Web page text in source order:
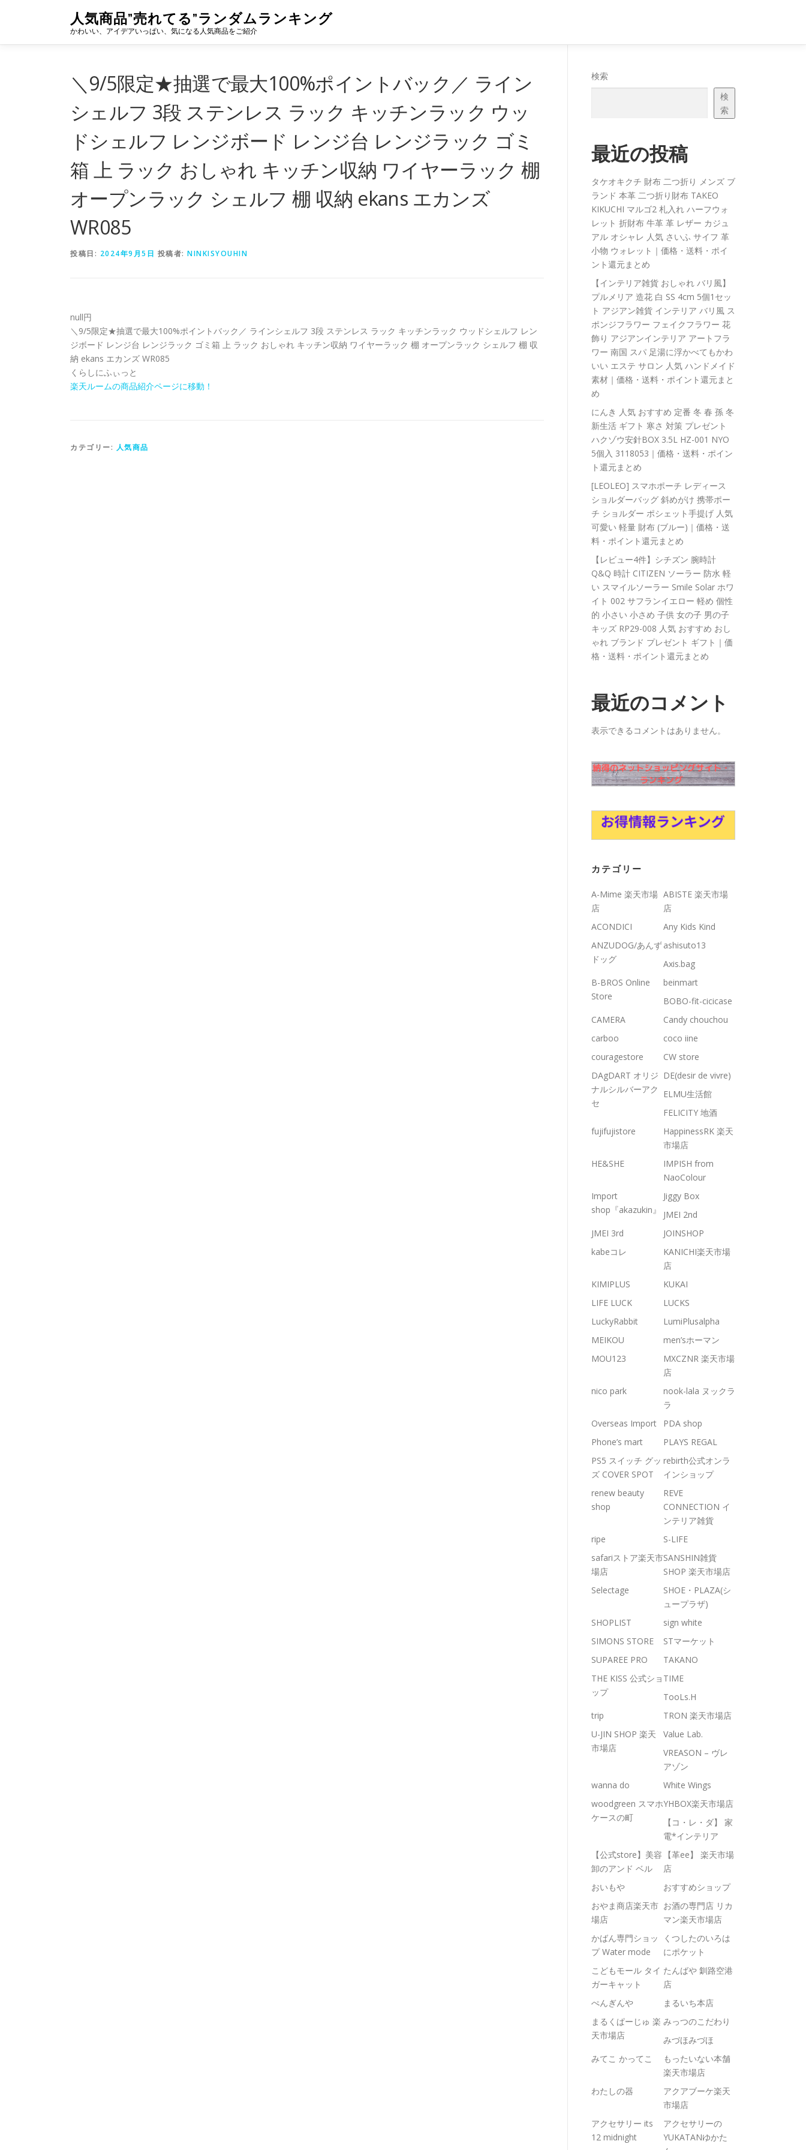
ン
人気商品”売れてる”ランダムランキング
かわいい、アイデアいっぱい、気になる人気商品をご紹介
＼9/5限定★抽選で最大100%ポイントバック／ ライン
シェルフ 3段 ステンレス ラック キッチンラック ウッ
ドシェルフ レンジボード レンジ台 レンジラック ゴミ
箱 上 ラック おしゃれ キッチン収納 ワイヤーラック 棚
オープンラック シェルフ 棚 収納 ekans エカンズ
WR085
投稿日: 2024年9月5日 投稿者: NINKISYOUHIN
null円
＼9/5限定★抽選で最大100%ポイントバック／ ラインシェルフ 3段 ステンレス ラック キッチンラック ウッドシェルフ レン
ジボード レンジ台 レンジラック ゴミ箱 上 ラック おしゃれ キッチン収納 ワイヤーラック 棚 オープンラック シェルフ 棚 収
納 ekans エカンズ WR085
くらしにふぃっと
楽天ルームの商品紹介ページに移動！
カテゴリー: 人気商品
検索
検
索
最近の投稿
タケオキクチ 財布 二つ折り メンズ ブ
ランド 本革 二つ折り財布 TAKEO
KIKUCHI マルゴ2 札入れ ハーフウォ
レット 折財布 牛革 革 レザー カジュ
アル オシャレ 人気 さいふ サイフ 革
小物 ウォレット｜価格・送料・ポイ
ント還元まとめ
【インテリア雑貨 おしゃれ バリ風】
プルメリア 造花 白 SS 4cm 5個1セッ
ト アジアン雑貨 インテリア バリ風 ス
ポンジフラワー フェイクフラワー 花
飾り アジアンインテリア アートフラ
ワー 南国 スパ 足湯に浮かべてもかわ
いい エステ サロン 人気 ハンドメイド
素材｜価格・送料・ポイント還元まと
め
にんき 人気 おすすめ 定番 冬 春 孫 冬
新生活 ギフト 寒さ 対策 プレゼント
ハクゾウ安針BOX 3.5L HZ-001 NYO
5個入 3118053｜価格・送料・ポイン
ト還元まとめ
[LEOLEO] スマホポーチ レディース
ショルダーバッグ 斜めがけ 携帯ポー
チ ショルダー ポシェット手提げ 人気
可愛い 軽量 財布 (ブルー)｜価格・送
料・ポイント還元まとめ
【レビュー4件】シチズン 腕時計
Q&Q 時計 CITIZEN ソーラー 防水 軽
い スマイルソーラー Smile Solar ホワ
イト 002 サフランイエロー 軽め 個性
的 小さい 小さめ 子供 女の子 男の子
キッズ RP29-008 人気 おすすめ おし
ゃれ ブランド プレゼント ギフト｜価
格・送料・ポイント還元まとめ
最近のコメント
表示できるコメントはありません。
カテゴリー
A-Mime 楽天市場
店
ABISTE 楽天市場
店
ACONDICI
Any Kids Kind
ANZUDOG/あんず
ドッグ
ashisuto13
Axis.bag
B-BROS Online
Store
beinmart
BOBO-fit-cicicase
CAMERA
Candy chouchou
carboo
coco iine
couragestore
CW store
DAgDART オリジ
ナルシルバーアク
セ
DE(desir de vivre)
ELMU生活館
FELICITY 地酒
fujifujistore
HappinessRK 楽天
市場店
HE&SHE
IMPISH from
NaoColour
Import
shop『akazukin』
Jiggy Box
JMEI 2nd
JMEI 3rd
JOINSHOP
kabeコレ
KANICHI楽天市場
店
KIMIPLUS
KUKAI
LIFE LUCK
LUCKS
LuckyRabbit
LumiPlusalpha
MEIKOU
men’sホーマン
MOU123
MXCZNR 楽天市場
店
nico park
nook-lala ヌックラ
ラ
Overseas Import
PDA shop
Phone’s mart
PLAYS REGAL
PS5 スイッチ グッ
ズ COVER SPOT
rebirth公式オンラ
インショップ
renew beauty
shop
REVE
CONNECTION イ
ンテリア雑貨
ripe
S-LIFE
safariストア楽天市
場店
SANSHIN雑貨
SHOP 楽天市場店
Selectage
SHOE・PLAZA(シ
ュープラザ)
SHOPLIST
sign white
SIMONS STORE
STマーケット
SUPAREE PRO
TAKANO
THE KISS 公式ショ
ップ
TIME
TooLs.H
trip
TRON 楽天市場店
U-JIN SHOP 楽天
市場店
Value Lab.
VREASON – ヴレ
アゾン
wanna do
White Wings
woodgreen スマホ
ケースの町
YHBOX楽天市場店
【コ・レ・ダ】 家
電*インテリア
【公式store】美容
卸のアンド ベル
【革ee】 楽天市場
店
おいもや
おすすめショップ
おやま商店楽天市
場店
お酒の専門店 リカ
マン楽天市場店
かばん専門ショッ
プ Water mode
くつしたのいろは
にポケット
こどもモール タイ
ガーキャット
たんばや 釧路空港
店
ぺんぎんや
まるいち本店
まるくぱーじゅ 楽
天市場店
みっつのこだわり
みづほみづほ
みてこ かってこ
もったいない本舗
楽天市場店
わたしの器
アクアブーケ楽天
市場店
アクセサリー its
12 midnight
アクセサリーの
YUKATANゆかた